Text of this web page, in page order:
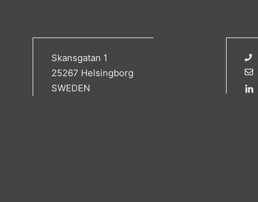
Skansgatan 1
25267 Helsingborg
SWEDEN